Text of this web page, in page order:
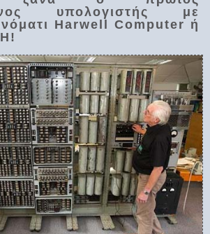
υπολογιστής με
Harwell Computer ή